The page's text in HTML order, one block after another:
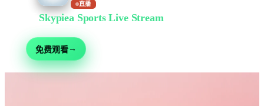
直播
Skypiea Sports Live Stream免费观看
免费观看→